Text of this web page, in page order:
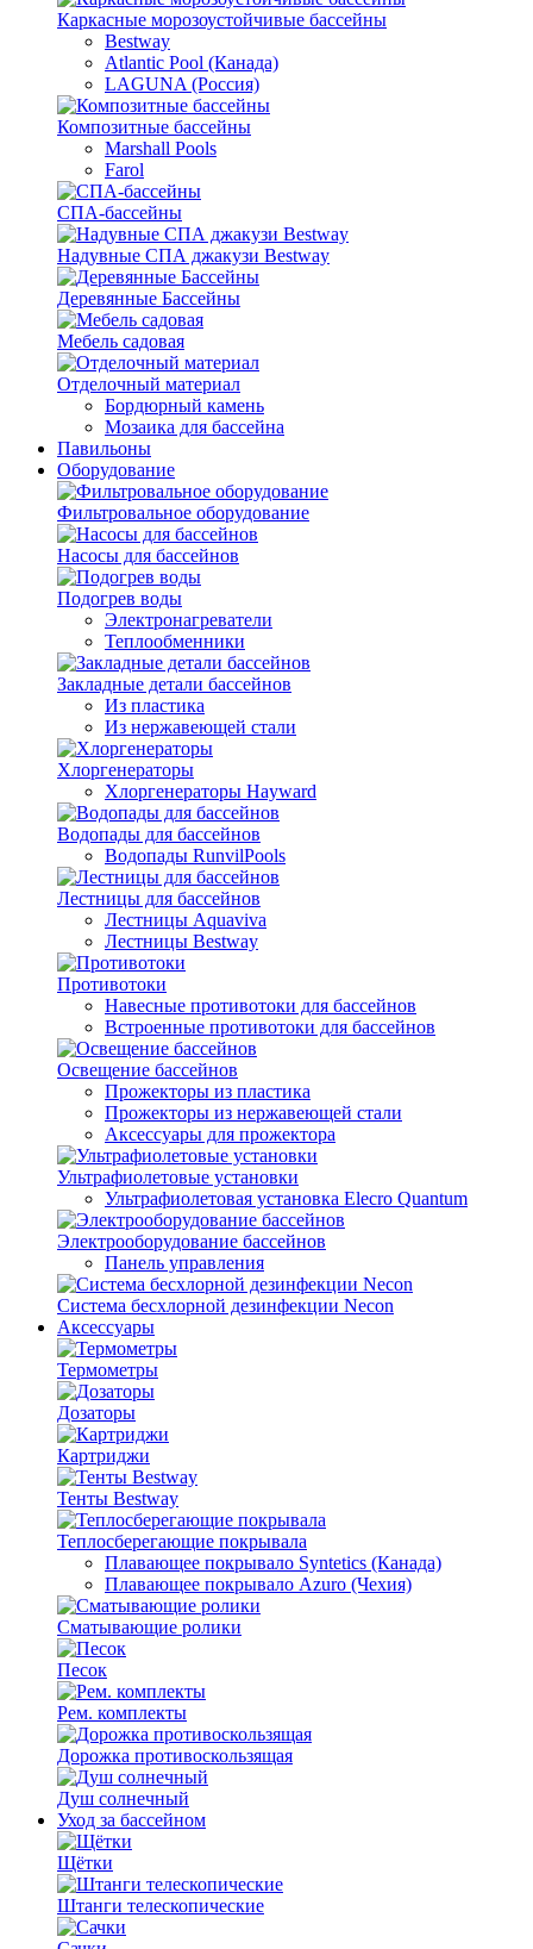
Каркасные морозоустойчивые бассейны
Bestway
Atlantic Pool (Канада)
LAGUNA (Россия)
Композитные бассейны
Marshall Pools
Farol
СПА-бассейны
Надувные СПА джакузи Bestway
Деревянные Бассейны
Мебель садовая
Отделочный материал
Бордюрный камень
Мозаика для бассейна
Павильоны
Оборудование
Фильтровальное оборудование
Насосы для бассейнов
Подогрев воды
Электронагреватели
Теплообменники
Закладные детали бассейнов
Из пластика
Из нержавеющей стали
Хлоргенераторы
Хлоргенераторы Hayward
Водопады для бассейнов
Водопады RunvilPools
Лестницы для бассейнов
Лестницы Aquaviva
Лестницы Bestway
Противотоки
Навесные противотоки для бассейнов
Встроенные противотоки для бассейнов
Освещение бассейнов
Прожекторы из пластика
Прожекторы из нержавеющей стали
Аксессуары для прожектора
Ультрафиолетовые установки
Ультрафиолетовая установка Elecro Quantum
Электрооборудование бассейнов
Панель управления
Система бесхлорной дезинфекции Necon
Аксессуары
Термометры
Дозаторы
Картриджи
Тенты Bestway
Теплосберегающие покрывала
Плавающее покрывало Syntetics (Канада)
Плавающее покрывало Azuro (Чехия)
Сматывающие ролики
Песок
Рем. комплекты
Дорожка противоскользящая
Душ солнечный
Уход за бассейном
Щётки
Штанги телескопические